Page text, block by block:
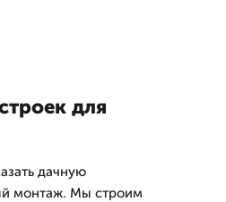
для
дачную
монтаж. Мы строим